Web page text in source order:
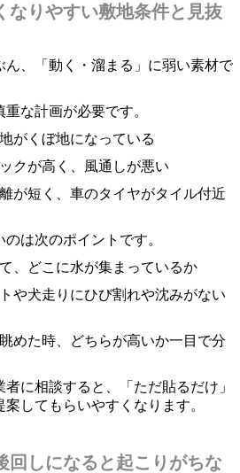
なりやすい敷地条件と見抜
ん、「動く・溜まる」に弱い素材で
な計画が必要です。
がくぼ地になっている
クが高く、風通しが悪い
が短く、車のタイヤがタイル付近
は次のポイントです。
、どこに水が集まっているか
や犬走りにひび割れや沈みがない
めた時、どちらが高いか一目で分
に相談すると、「ただ貼るだけ」
してもらいやすくなります。
回しになると起こりがちな